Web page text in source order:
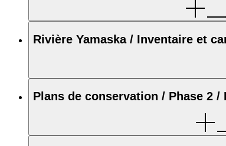
Rivière Yamaska / Inventaire et
Plans de conservation / Phase 2